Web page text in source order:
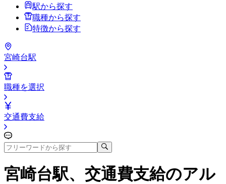
駅から探す
職種から探す
特徴から探す
宮崎台駅
職種を選択
交通費支給
宮崎台駅、交通費支給のアル